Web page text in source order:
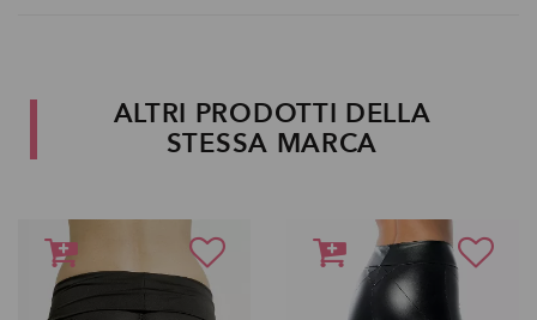
ALTRI PRODOTTI DELLA
STESSA MARCA